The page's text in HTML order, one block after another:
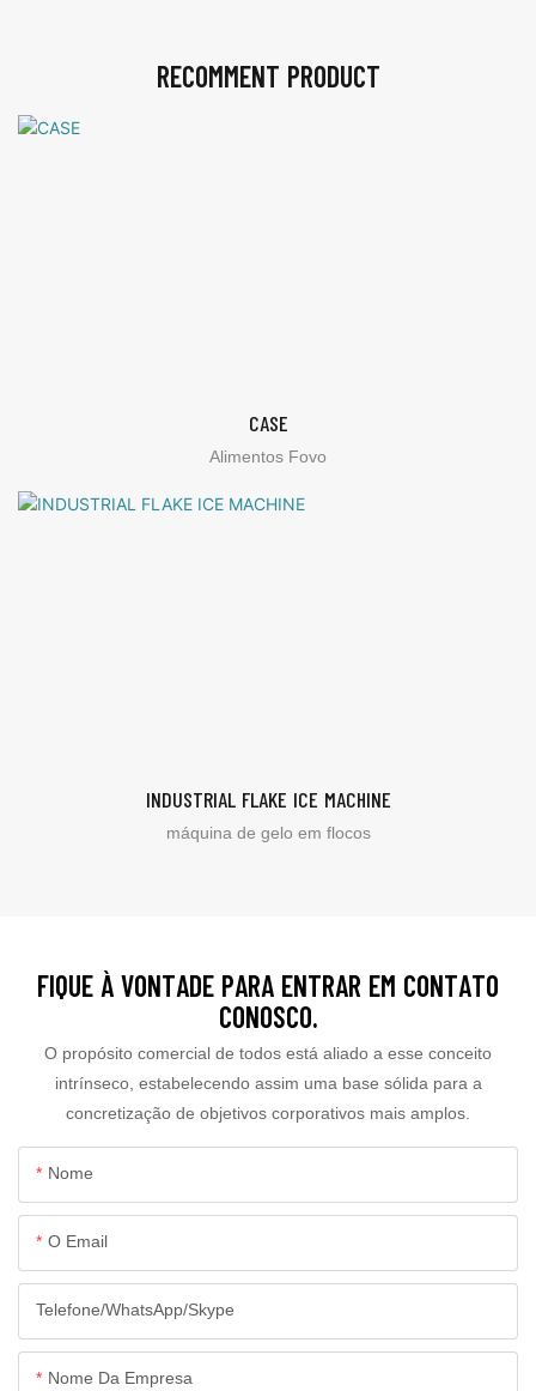
RECOMMENT PRODUCT
CASE
Alimentos Fovo
INDUSTRIAL FLAKE ICE MACHINE
máquina de gelo em flocos
FIQUE À VONTADE PARA ENTRAR EM CONTATO
CONOSCO.
O propósito comercial de todos está aliado a esse conceito
intrínseco, estabelecendo assim uma base sólida para a
concretização de objetivos corporativos mais amplos.
Nome
O Email
Telefone/WhatsApp/Skype
Nome Da Empresa